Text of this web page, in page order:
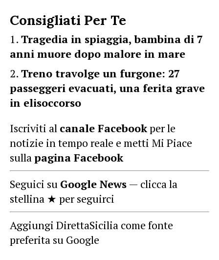
Consigliati Per Te
Tragedia in spiaggia, bambina di 7
anni muore dopo malore in mare
Treno travolge un furgone: 27
passeggeri evacuati, una ferita grave
in elisoccorso
Iscriviti al canale Facebookper le
notizie in tempo reale e metti Mi Piace
sulla pagina Facebook
Seguici su Google News — clicca la
stellina ★ per seguirci
Aggiungi DirettaSicilia come fonte
preferita su Google